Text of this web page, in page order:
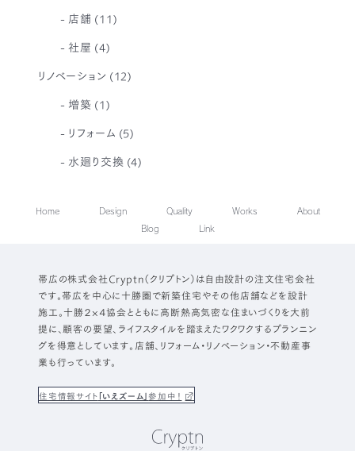
店舗 (11)
社屋 (4)
リノベーション (12)
増築 (1)
リフォーム (5)
水廻り交換 (4)
Home Design Quality Works
About
Blog
Link
帯広の株式会社Cryptn（クリプトン）は自由設計の注文住宅会社
です。帯広を中心に十勝圏で新築住宅やその他店舗などを設計
施工。十勝２×４協会とともに高断熱高気密な住まいづくりを大前
提に、顧客の要望、ライフスタイルを踏まえたワクワクするプランニン
グを得意としています。店舗、リフォーム・リノベーション・不動産事
業も行っています。
住宅情報サイト「いえズーム」参加中！